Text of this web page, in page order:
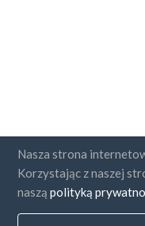
Nasza strona
Korzystając z naszej
nasząpolityką